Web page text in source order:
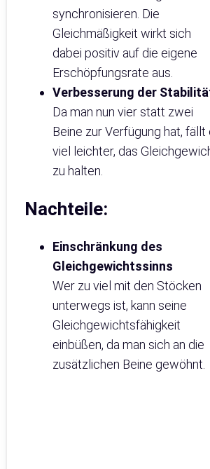
synchronisieren. Die
Gleichmäßigkeit wirkt sich
dabei positiv auf die eigene
Erschöpfungsrate aus.
Verbesserung der
Da man nun vier statt zwei
Beine zur Verfügung hat, fällt
viel leichter, das
zu halten.
Nachteile:
Einschränkung des
Gleichgewichtssinns
Wer zu viel mit den Stöcken
unterwegs ist, kann seine
Gleichgewichtsfähigkeit
einbüßen, da man sich an die
zusätzlichen Beine gewöhnt.